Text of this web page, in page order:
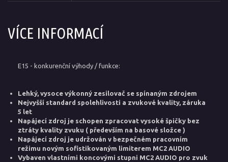
VÍCE INFORMACÍ
E15 - konkurenční výhody / funkce:
Lehký, vysoce výkonný zesilovač se spínaným zdrojem
Nejvyšší standard spolehlivosti a zvukové kvality, záruka
5 let
Napájecí zdroj je schopen zpracovat vysoké špičky bez
ztráty kvality zvuku ( především na basové složce )
Napájecí zdroj je udržován v bezpečném pracovním
režimu novým sofistikovaným limiterem MC2 AUDIO
Vybaven vlastními koncovými stupni MC2 AUDIO pro zvuk